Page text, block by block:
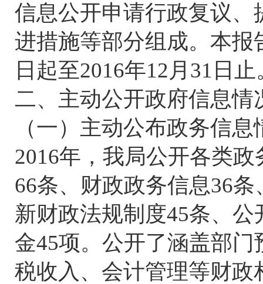
信息公开申请行政复议
进措施等部分组成。本报
日起至2016年12月31日止
二、主动公开政府信息情
（一）主动公布政务信息
2016年，我局公开各类
66条、财政政务信息36
新财政法规制度45条、
金45项。公开了涵盖部
税收入、会计管理等财